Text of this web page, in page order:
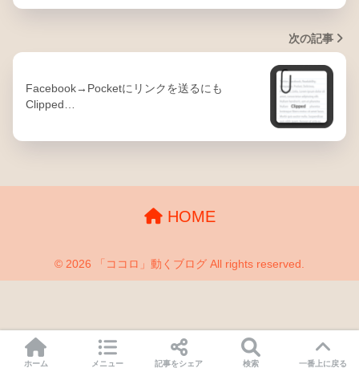
次の記事
Facebook→Pocketにリンクを送るにも
Clipped…
HOME
© 2026 「ココロ」動くブログ All rights reserved.
ホーム メニュー 記事をシェア 検索 一番上に戻る